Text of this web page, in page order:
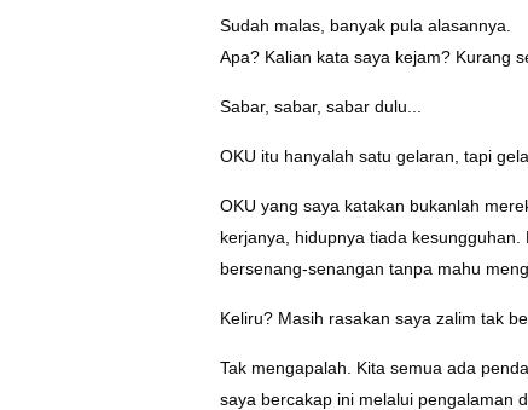
Sudah malas, banyak pula alasannya.
Apa? Kalian kata saya kejam? Kurang
Sabar, sabar, sabar dulu...
OKU itu hanyalah satu gelaran, tapi
OKU yang saya katakan bukanlah
kerjanya, hidupnya tiada
bersenang-senangan tanpa mahu
Keliru? Masih rasakan saya zalim tak
Tak mengapalah. Kita semua ada
saya bercakap ini melalui pengalaman